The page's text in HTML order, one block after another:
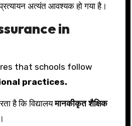
अत्यंत आवश्यक हो गया है।
in
that schools follow
practices.
है कि विद्यालयमानकीकृत शैक्षिक